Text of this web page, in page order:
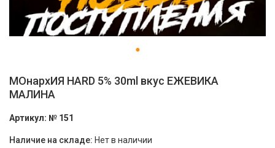
МОнархИЯ HARD 5% 30ml вкус ЕЖЕВИКА
МАЛИНА
Артикул: № 151
Наличие на складе: Нет в наличии